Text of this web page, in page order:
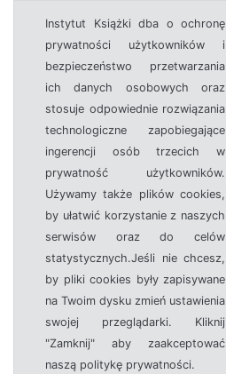
Instytut Książki dba o ochronę
prywatności użytkowników i
bezpieczeństwo przetwarzania
ich danych osobowych oraz
stosuje odpowiednie rozwiązania
technologiczne zapobiegające
ingerencji osób trzecich w
prywatność użytkowników.
Używamy także plików cookies,
by ułatwić korzystanie z naszych
serwisów oraz do celów
statystycznych.Jeśli nie chcesz,
by pliki cookies były zapisywane
na Twoim dysku zmień ustawienia
swojej przeglądarki. Kliknij
"Zamknij" aby zaakceptować
naszą politykę prywatności.